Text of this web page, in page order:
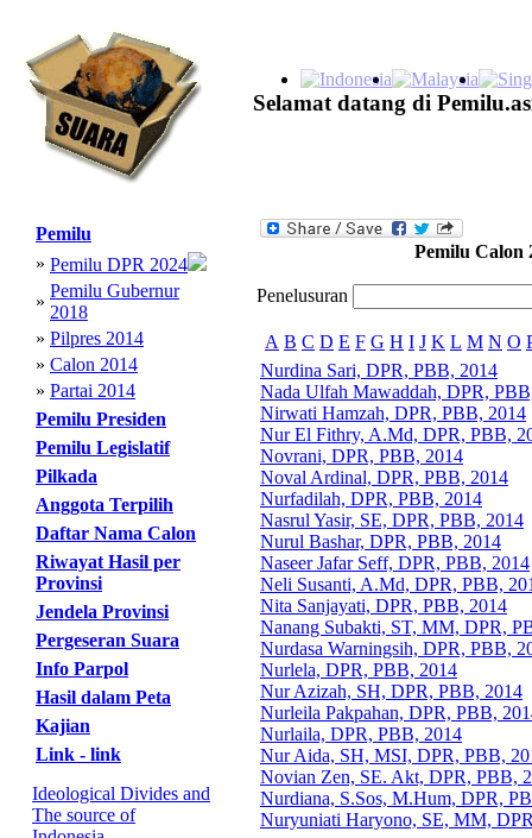
Selamat datang di
Pemilu
» Pemilu DPR 2024
»
Pemilu Gubernur
2018
» Pilpres 2014
» Calon 2014
» Partai 2014
Pemilu Presiden
Pemilu Legislatif
Pilkada
Anggota Terpilih
Daftar Nama Calon
Riwayat Hasil per
Provinsi
Jendela Provinsi
Pergeseran Suara
Info Parpol
Hasil dalam Peta
Kajian
Link - link
Ideological Divides and
The source of
Pemilu Calon
Penelusuran
A B C D E F G H I J K L M N O
Nurdina Sari, DPR, PBB, 2014
Nada Ulfah Mawaddah, DPR,
Nirwati Hamzah, DPR, PBB, 2014
Nur El Fithry, A.Md, DPR, PBB,
Novrani, DPR, PBB, 2014
Noval Ardinal, DPR, PBB, 2014
Nurfadilah, DPR, PBB, 2014
Nasrul Yasir, SE, DPR, PBB, 2014
Nurul Bashar, DPR, PBB, 2014
Naseer Jafar Seff, DPR, PBB, 2014
Neli Susanti, A.Md, DPR, PBB,
Nita Sanjayati, DPR, PBB, 2014
Nanang Subakti, ST, MM, DPR,
Nurdasa Warningsih, DPR, PBB,
Nurlela, DPR, PBB, 2014
Nur Azizah, SH, DPR, PBB, 2014
Nurleila Pakpahan, DPR, PBB,
Nurlaila, DPR, PBB, 2014
Nur Aida, SH, MSI, DPR, PBB,
Novian Zen, SE. Akt, DPR, PBB,
Nurdiana, S.Sos, M.Hum, DPR,
Nuryuniati Haryono, SE, MM,